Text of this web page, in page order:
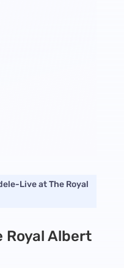
Live at The Royal
Royal Albert